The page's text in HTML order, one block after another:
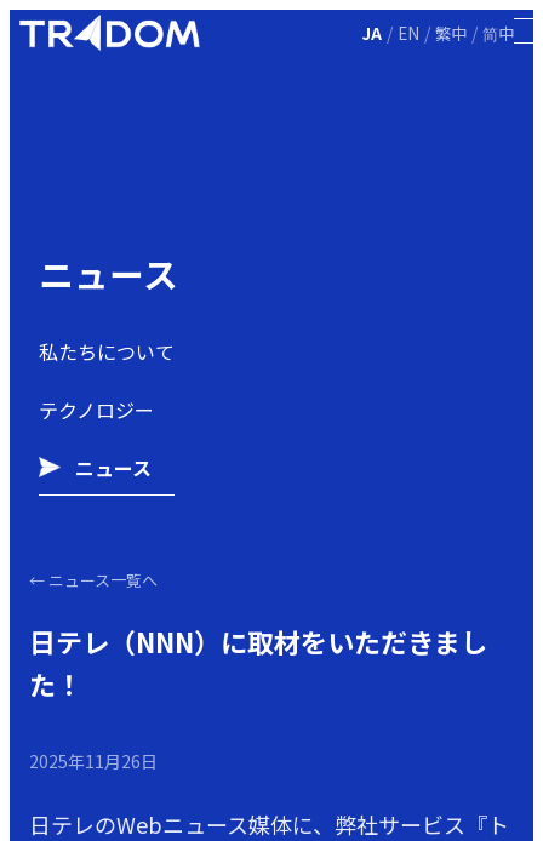
JA / EN / 繁中 / 简中
ニュース
私たちについて
テクノロジー
ニュース
← ニュース一覧へ
日テレ（NNN）に取材をいただきまし
た！
2025年11月26日
日テレのWebニュース媒体に、弊社サービス『ト